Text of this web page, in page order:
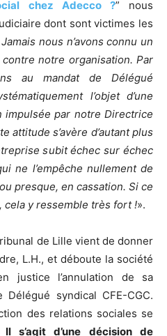
chez Adecco ?” nous
dont sont victimes les
Jamais nous n’avons connu un
notre organisation. Par
au mandat de Délégué
l’objet d’une
impulsée par notre Directrice
attitude s’avère d’autant plus
subit échec sur échec
ne l’empêche nullement de
presque, en cassation. Si ce
cela y ressemble très fort !».
de Lille vient de donner
L.H., et déboute la société
justice l’annulation de sa
syndical CFE-CGC.
des relations sociales se
Il s’agit d’une décision de